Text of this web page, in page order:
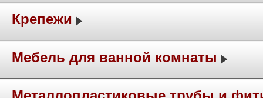
Крепежи
Мебель для ванной комнаты